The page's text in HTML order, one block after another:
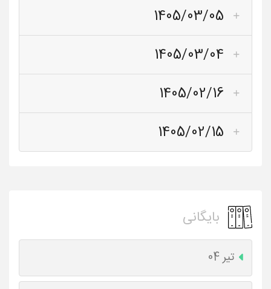
1405/03/05
1405/03/04
1405/02/16
1405/02/15
بایگانی
تیر 04